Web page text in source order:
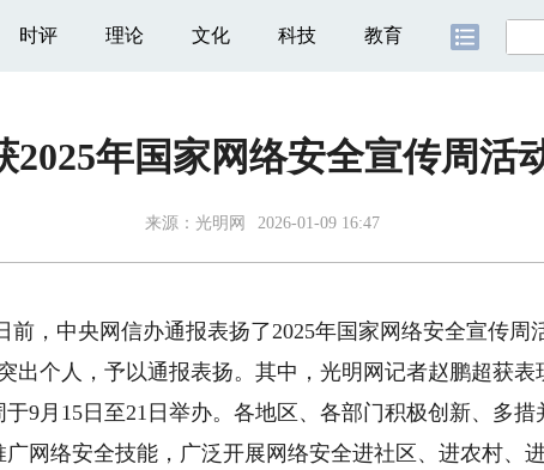
时评 理论 文化 科技 教育
2025年国家网络安全宣传周活
来源： 光明网 2026-01-09 16:47
前，中央网信办通报表扬了2025年国家网络安全宣传
出个人，予以通报表扬。其中，光明网记者赵鹏超获表
月15日至21日举办。各地区、各部门积极创新、多措
网络安全技能，广泛开展网络安全进社区、进农村、